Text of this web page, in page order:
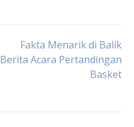
Fakta Menarik di Balik
Berita Acara Pertandingan
Basket